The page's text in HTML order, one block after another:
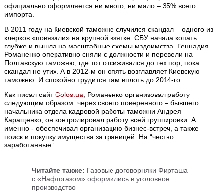
официально оформляется ни много, ни мало – 35% всего
импорта.
В 2011 году на Киевской таможне случился скандал – одного из
клерков «повязали» на крупной взятке. СБУ начала копать
глубже и вышла на масштабные схемы мздоимства. Геннадия
Романенко оперативно сняли с должности и перевели на
Полтавскую таможню, где тот отсиживался до тех пор, пока
скандал не утих. А в 2012-м он опять возглавляет Киевскую
таможню. И спокойно трудится там вплоть до 2014-го.
Как писал сайтGolos.ua, Романенко организовал работу
следующим образом: через своего поверенного – бывшего
начальника отдела кадровой работы таможни Андрея
Каращенко, он контролировал работу всей группировки. А
именно - обеспечивал организацию бизнес-встреч, а также
поиск и покупку имущества за границей. На “честно
заработанные”.
Читайте также: Газовые договорняки Фирташа
с «Нафтогазом» оформились в уголовное
производство